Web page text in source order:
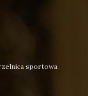
sportowa